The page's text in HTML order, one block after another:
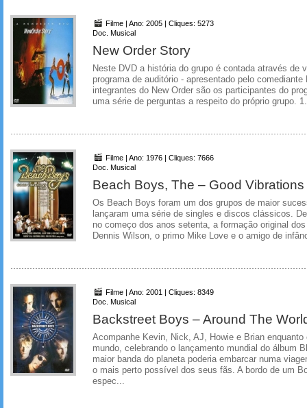
Filme | Ano: 2005 | Cliques: 5273
Doc. Musical
New Order Story
Neste DVD a história do grupo é contada através de
programa de auditório - apresentado pelo
integrantes do New Order são os participantes do
uma série de perguntas a respeito do próprio grupo.
Filme | Ano: 1976 | Cliques: 7666
Doc. Musical
Beach Boys, The – Good Vibrations
Os Beach Boys foram um dos grupos de maior
lançaram uma série de singles e discos clássicos.
no começo dos anos setenta, a formação original
Dennis Wilson, o primo Mike Love e o amigo de
Filme | Ano: 2001 | Cliques: 8349
Doc. Musical
Backstreet Boys – Around The
Acompanhe Kevin, Nick, AJ, Howie e Brian enquanto
mundo, celebrando o lançamento mundial do álbum
maior banda do planeta poderia embarcar numa
o mais perto possível dos seus fãs. A bordo de um
espec...